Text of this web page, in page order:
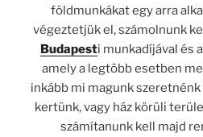
földmunkákat egy arra
végeztetjük el, számolnunk
Budapesti munkadíjával és
amely a legtöbb esetben
inkább mi magunk
kertünk, vagy ház körüli
számítanunk kell majd